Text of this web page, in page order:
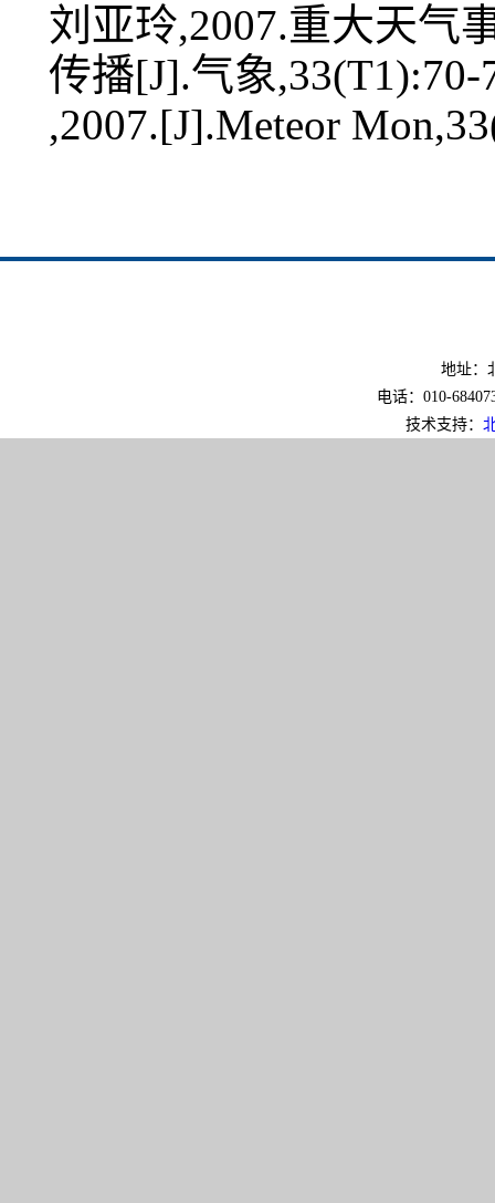
刘亚玲,2007.重大天气
传播[J].气象,33(T1):70-
,2007.[J].Meteor
地址：
电话：010-
技术支持：